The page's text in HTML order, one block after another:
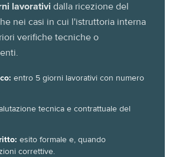
lavorativi dalla ricezione del
nei casi in cui l'istruttoria interna
verifiche tecniche o
entro 5 giorni lavorativi con numero
tecnica e contrattuale del
esito formale e, quando
correttive.